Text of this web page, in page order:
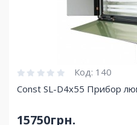
Код: 140
Const SL-D4x55 Прибор
15750грн.